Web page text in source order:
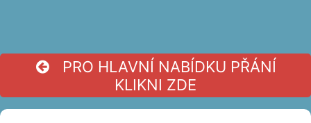
PRO HLAVNÍ NABÍDKU PŘÁNÍ
KLIKNI ZDE